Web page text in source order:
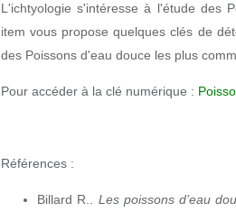
L'ichtyologie s'intéresse à l'étude des
item vous propose quelques clés de
des Poissons d'eau douce les plus
Pour accéder à la clé numérique :
Références :
Billard R.. Les poissons d’eau